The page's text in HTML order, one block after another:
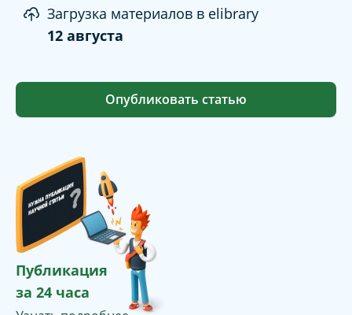
Загрузка материалов в elibrary
12 августа
Опубликовать статью
Публикация
за 24 часа